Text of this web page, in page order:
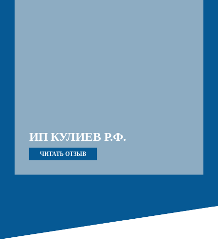
ИП КУЛИЕВ Р.Ф.
ЧИТАТЬ ОТЗЫВ